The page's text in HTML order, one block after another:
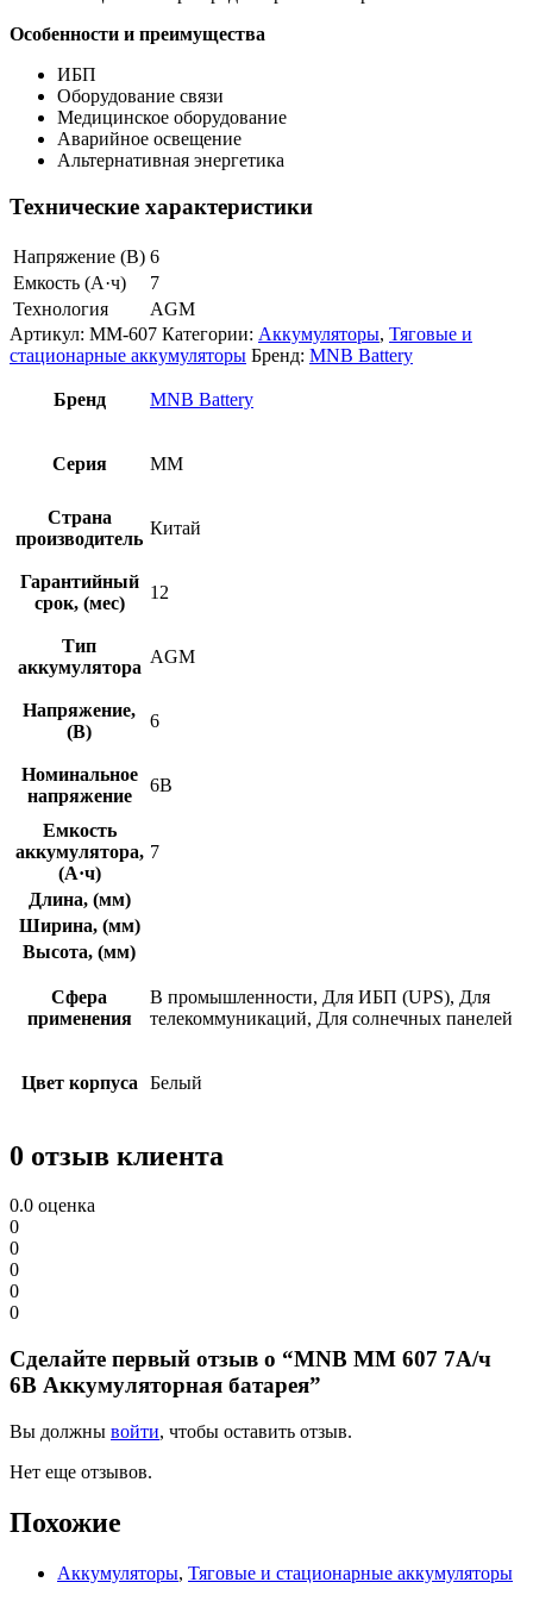
Особенности и преимущества
ИБП
Оборудование связи
Медицинское оборудование
Аварийное освещение
Альтернативная энергетика
Технические характеристики
Напряжение (В) 6
Емкость (А·ч)
7
Технология
AGM
Артикул: MM-607 Категории: Аккумуляторы, Тяговые и
стационарные аккумуляторы Бренд: MNB Battery
Бренд MNB Battery
Серия MM
Страна
производитель
Китай
Гарантийный
срок, (мес)
12
Тип
аккумулятора
AGM
Напряжение,
(В)
6
Номинальное
напряжение
6В
Емкость
аккумулятора,
(А·ч)
7
Длина, (мм)
Ширина, (мм)
Высота, (мм)
Сфера
применения
В промышленности, Для ИБП (UPS), Для
телекоммуникаций, Для солнечных панелей
Цвет корпуса Белый
0 отзыв клиента
0.0 оценка
0
0
0
0
0
Сделайте первый отзыв о “MNB MM 607 7А/ч
6В Аккумуляторная батарея”
Вы должны войти, чтобы оставить отзыв.
Нет еще отзывов.
Похожие
Аккумуляторы, Тяговые и стационарные аккумуляторы